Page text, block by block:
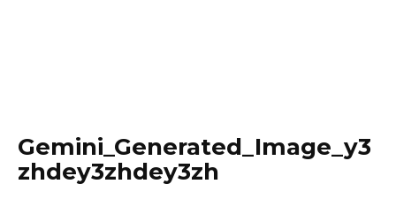
Gemini_Generated_Image_y3
zhdey3zhdey3zh